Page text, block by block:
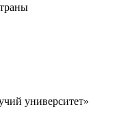
университет»